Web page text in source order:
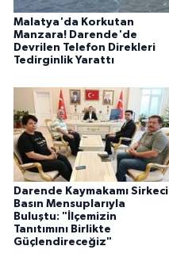
Malatya'da Korkutan
Manzara! Darende'de
Devrilen Telefon Direkleri
Tedirginlik Yarattı
Darende Kaymakamı Sirkeci
Basın Mensuplarıyla
Buluştu: "İlçemizin
Tanıtımını Birlikte
Güçlendireceğiz"